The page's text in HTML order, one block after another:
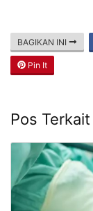
BAGIKAN INI
Pin It
Pos Terkait